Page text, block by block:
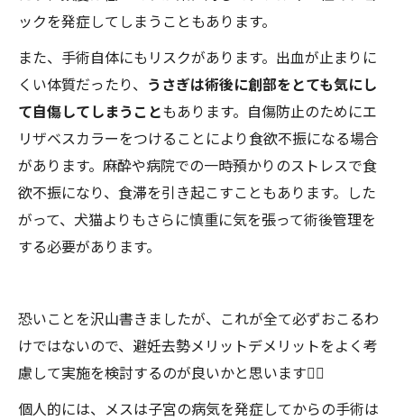
ックを発症してしまうこともあります。
また、手術自体にもリスクがあります。出血が止まりに
くい体質だったり、 うさぎは術後に創部をとても気にし
て自傷してしまうこともあります。自傷防止のためにエ
リザベスカラーをつけることにより食欲不振になる場合
があります。麻酔や病院での一時預かりのストレスで食
欲不振になり、食滞を引き起こすこともあります。した
がって、犬猫よりもさらに慎重に気を張って術後管理を
する必要があります。
恐いことを沢山書きましたが、これが全て必ずおこるわ
けではないので、避妊去勢メリットデメリットをよく考
慮して実施を検討するのが良いかと思います🙂‍↕️
個人的には、メスは子宮の病気を発症してからの手術は